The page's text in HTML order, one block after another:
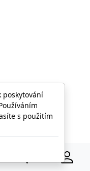
poskytování
s použitím